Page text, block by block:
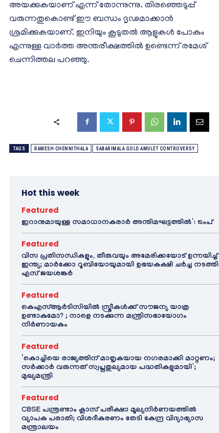
അയക്കുകയാണ് എന്ന് തോന്നുന്നു. തിരഞ്ഞെടുപ്പ്
വരുന്നതുകൊണ്ട് ഈ ബന്ധം ദൃഢമാക്കാൻ
ശ്രമിക്കുകയാണ്. ഇനിയും കൂടുതൽ ആളുകൾ പോകും
എന്നുള്ള വാർത്ത അന്തരീക്ഷത്തിൽ ഉണ്ടെന്ന് രമേശ്
ചെന്നിത്തല പറഞ്ഞു.
TAGS RAMESH CHENNITHALA SABARIMALA GOLD AMULET CONTROVERSY
Hot this week
Featured
ഇറാനുമായുള്ള സമാധാനകരാർ അന്തിമഘട്ടത്തിൽ‌’: ട്രംപ്
Featured
വിസ പ്രതിസന്ധികളും, തീരുവയും അമേരിക്കയോട് ഉന്നയിച്ച്
ഇന്ത്യ; മാർക്കോ റൂബിയോയുമായി ഉഭയകക്ഷി ചർച്ച നടത്തി
എസ് ജയശങ്കർ
Featured
കെഎസ്ആർടിസിയിൽ സ്ത്രീകൾക്ക് സൗജന്യ യാത്ര
ഉണ്ടാകുമോ? ; നാളെ നടക്കുന്ന മന്ത്രിസഭായോഗം
നിർണായകം
Featured
‘കൊച്ചിയെ രാജ്യത്തിന് മാതൃകയായ നഗരമാക്കി മാറ്റണം;
സർക്കാർ വരുന്നത് സ്വപ്നതുല്യമായ പദ്ധതികളുമായി’;
മുഖ്യമന്ത്രി
Featured
CBSE പന്ത്രണ്ടാം ക്ലാസ് പരീക്ഷാ മൂല്യനിർണയത്തിൽ
വ്യാപക പരാതി; വിശദീകരണം തേടി കേന്ദ്ര വിദ്യാഭ്യാസ
മന്ത്രാലയം